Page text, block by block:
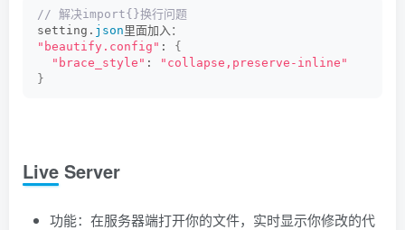
// 解决import{}换行问题
setting. json里面加入：
"beautify.config" : {
"brace_style" :
"collapse,preserve-inline"
}
Live Server
功能：在服务器端打开你的文件，实时显示你修改的代